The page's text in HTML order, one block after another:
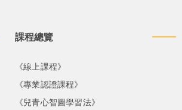
課程總覽
《線上課程》
《專業認證課程》
《兒青心智圖學習法》